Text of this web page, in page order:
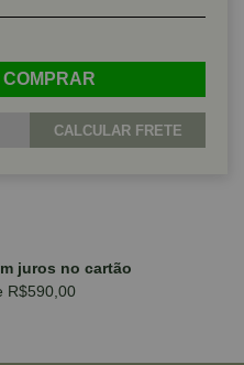
COMPRAR
CALCULAR FRETE
cartão